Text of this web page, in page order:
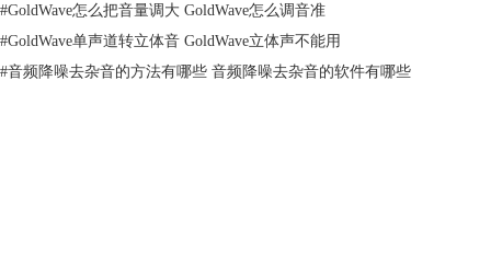
图2 标记
#GoldWave怎么把音量调大 GoldWave怎么调音准
#GoldWave单声道转立体音 GoldWave立体声不能用
#音频降噪去杂音的方法有哪些 音频降噪去杂音的软件有哪些